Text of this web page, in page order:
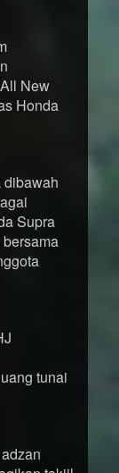
New
Honda
dibawah
Supra
tunai